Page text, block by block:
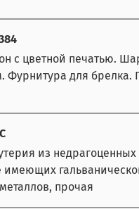
с цветной печатью.
Фурнитура для брелка.
из
прочая